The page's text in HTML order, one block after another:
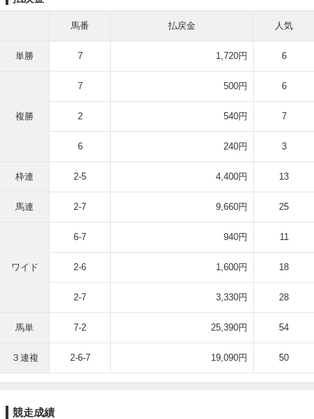
馬番 払戻金 人気
単勝 7 1,720円 6
複勝
7 500円 6
2 540円 7
6 240円 3
枠連 2-5 4,400円 13
馬連 2-7 9,660円 25
ワイド
6-7 940円 11
2-6 1,600円 18
2-7 3,330円 28
馬単 7-2 25,390円 54
３連複 2-6-7 19,090円 50
競走成績